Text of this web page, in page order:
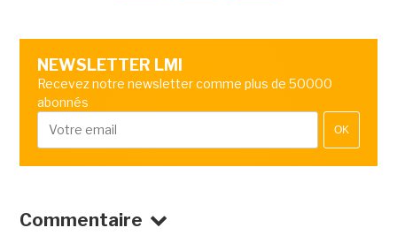
NEWSLETTER LMI
Recevez notre newsletter comme plus de 50000
abonnés
OK
Commentaire